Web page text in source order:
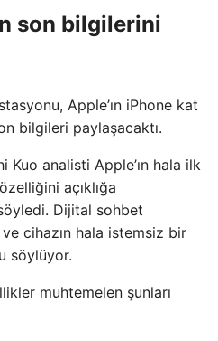
son bilgilerini
Apple’ın iPhone kat
bilgileri paylaşacaktı.
Kuo analisti Apple’ın hala ilk
açıklığa
Dijital sohbet
cihazın hala istemsiz bir
söylüyor.
muhtemelen şunları